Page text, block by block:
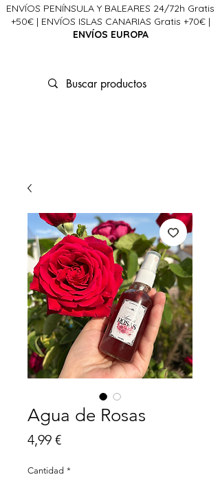
ENVÍOS PENÍNSULA Y BALEARES 24/72h Gratis
+50€ | ENVÍOS ISLAS CANARIAS Gratis +70€ |
ENVÍOS EUROPA
Agua de Rosas
4,99 €Precio
Cantidad *